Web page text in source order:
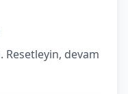
Resetleyin, devam